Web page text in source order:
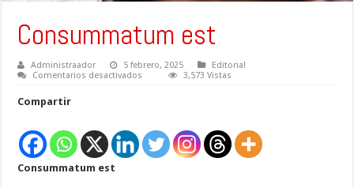
Consummatum est
Administraador 5 febrero, 2025
Editorial
Comentarios desactivados
3,573 Vistas
Compartir
Consummatum est